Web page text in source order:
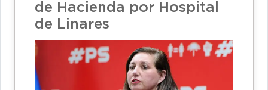
de Hacienda por Hospital
de Linares